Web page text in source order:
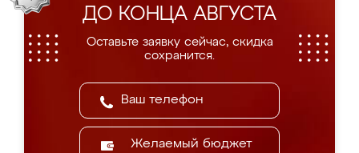
ДО КОНЦА АВГУСТА
Оставьте заявку сейчас, скидка
сохранится.
Желаемый бюджет